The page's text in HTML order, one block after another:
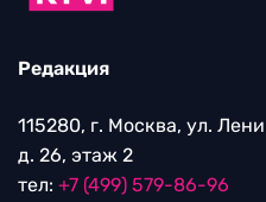
Редакция
115280, г. Москва, ул.
д. 26, этаж 2
тел: +7 (499) 579-86-96